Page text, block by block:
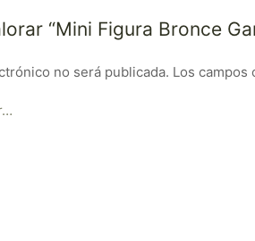
“Mini Figura Bronce
no será publicada. Los campos